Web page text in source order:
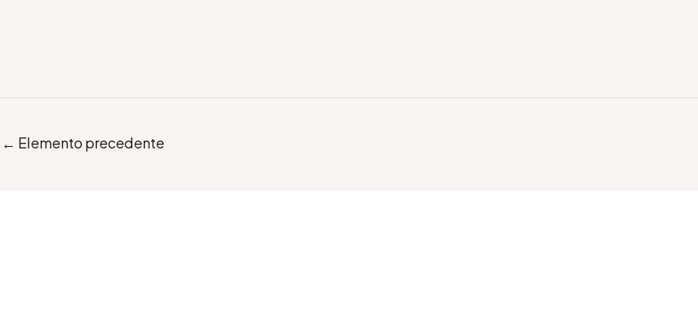
← Elemento precedente